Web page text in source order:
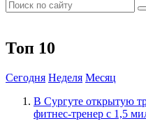
Топ 10
Сегодня Неделя Месяц
В Сургуте открытую
фитнес-тренер с 1,5